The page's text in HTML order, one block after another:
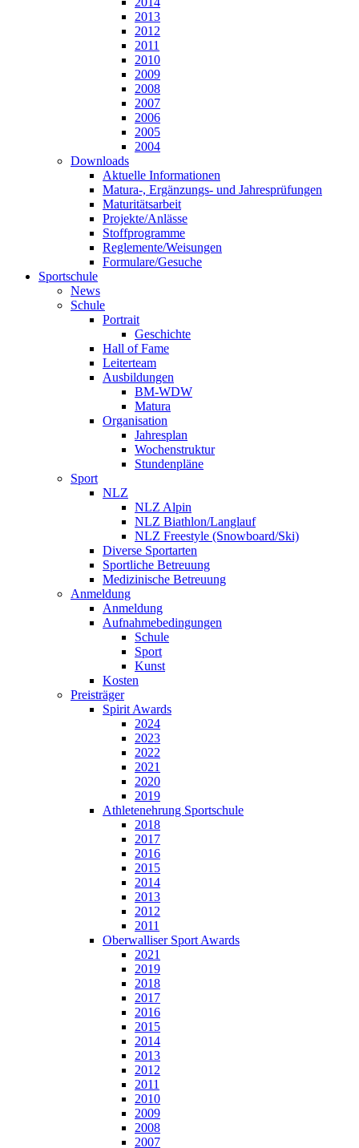
2013
2012
2011
2010
2009
2008
2007
2006
2005
2004
Downloads
Aktuelle Informationen
Matura-, Ergänzungs- und Jahresprüfungen
Maturitätsarbeit
Projekte/Anlässe
Stoffprogramme
Reglemente/Weisungen
Formulare/Gesuche
Sportschule
News
Schule
Portrait
Geschichte
Hall of Fame
Leiterteam
Ausbildungen
BM-WDW
Matura
Organisation
Jahresplan
Wochenstruktur
Stundenpläne
Sport
NLZ
NLZ Alpin
NLZ Biathlon/Langlauf
NLZ Freestyle (Snowboard/Ski)
Diverse Sportarten
Sportliche Betreuung
Medizinische Betreuung
Anmeldung
Anmeldung
Aufnahmebedingungen
Schule
Sport
Kunst
Kosten
Preisträger
Spirit Awards
2024
2023
2022
2021
2020
2019
Athletenehrung Sportschule
2018
2017
2016
2015
2014
2013
2012
2011
Oberwalliser Sport Awards
2021
2019
2018
2017
2016
2015
2014
2013
2012
2011
2010
2009
2008
2007